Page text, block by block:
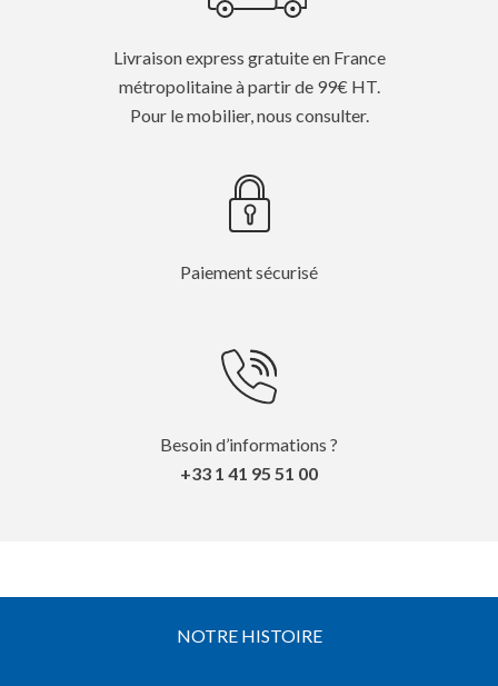
Livraison express gratuite en France
métropolitaine à partir de 99€ HT.
Pour le mobilier, nous consulter.
Paiement sécurisé
Besoin d’informations ?
+33 1 41 95 51 00
NOTRE HISTOIRE